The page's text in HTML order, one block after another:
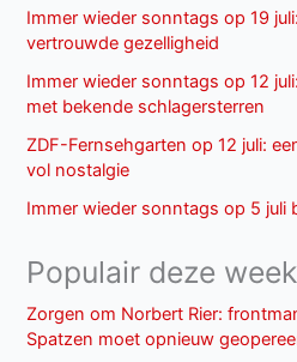
Immer wieder sonntags op 19
vertrouwde gezelligheid
Immer wieder sonntags op 12
met bekende schlagersterren
ZDF-Fernsehgarten op 12 juli:
vol nostalgie
Immer wieder sonntags op 5 juli
Populair deze week
Zorgen om Norbert Rier:
Spatzen moet opnieuw